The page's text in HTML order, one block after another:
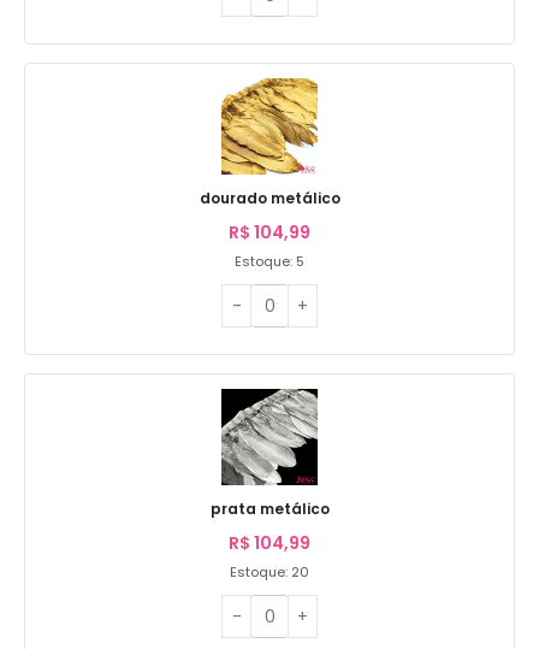
dourado metálico
R$ 104,99
Estoque: 5
prata metálico
R$ 104,99
Estoque: 20